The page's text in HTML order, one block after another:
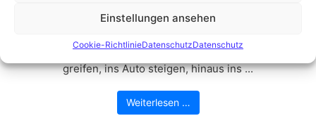
Einstellungen ansehen
Cookie-RichtlinieDatenschutzDatenschutz
natürlichen Habitat
bewölkt, eine optimaler Fotografietag. Die Kamera
greifen, ins Auto steigen, hinaus ins ...
Weiterlesen …